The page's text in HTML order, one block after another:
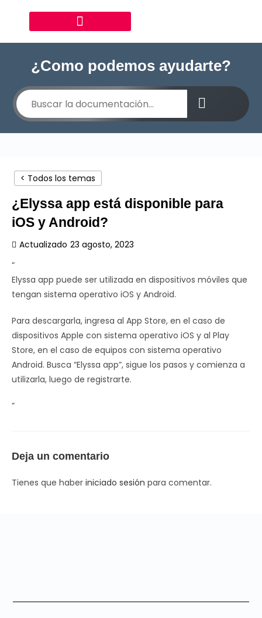
¿Como podemos ayudarte?
< Todos los temas
¿Elyssa app está disponible para
iOS y Android?
Actualizado 23 agosto, 2023
“
Elyssa app puede ser utilizada en dispositivos móviles que
tengan sistema operativo iOS y Android.
Para descargarla, ingresa al App Store, en el caso de
dispositivos Apple con sistema operativo iOS y al Play
Store, en el caso de equipos con sistema operativo
Android. Busca “Elyssa app”, sigue los pasos y comienza a
utilizarla, luego de registrarte.
”
Deja un comentario
Tienes que haber iniciado sesión para comentar.